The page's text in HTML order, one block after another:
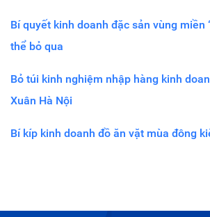
Bí quyết kinh doanh đặc sản vùng miền
thể bỏ qua
Bỏ túi kinh nghiệm nhập hàng kinh
Xuân Hà Nội
Bí kíp kinh doanh đồ ăn vặt mùa đông